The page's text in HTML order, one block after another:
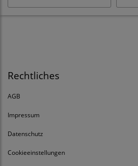
Rechtliches
AGB
Impressum
Datenschutz
Cookieeinstellungen